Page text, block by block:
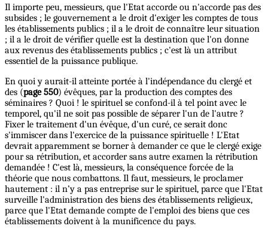
Il importe peu, messieurs, que l'Etat accorde ou n'accorde pas des
subsides ; le gouvernement a le droit d'exiger les comptes de tous
les établissements publics ; il a le droit de connaître leur situation
; il a le droit de vérifier quelle est la destination que l'on donne
aux revenus des établissements publics ; c'est là un attribut
essentiel de la puissance publique.
En quoi y aurait-il atteinte portée à l'indépendance du clergé et
des (page 550) évêques, par la production des comptes des
séminaires ? Quoi ! le spirituel se confond-il à tel point avec le
temporel, qu'il ne soit pas possible de séparer l'un de l'autre ?
Fixer le traitement d'un évêque, d'un curé, ce serait donc
s'immiscer dans l'exercice de la puissance spirituelle ! L'Etat
devrait apparemment se borner à demander ce que le clergé exige
pour sa rétribution, et accorder sans autre examen la rétribution
demandée ! C'est là, messieurs, la conséquence forcée de la
théorie que nous combattons. Il faut, messieurs, le proclamer
hautement : il n’y a pas entreprise sur le spirituel, parce que l'Etat
surveille l'administration des biens des établissements religieux,
parce que l'Etat demande compte de l'emploi des biens que ces
établissements doivent à la munificence du pays.